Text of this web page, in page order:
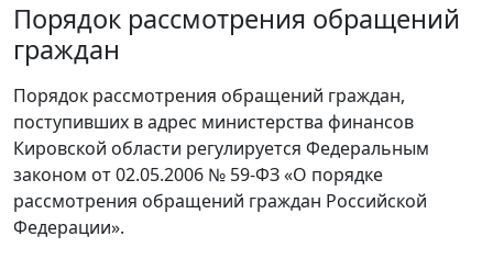
Порядок рассмотрения обращений
граждан
Порядок рассмотрения обращений граждан,
поступивших в адрес министерства финансов
Кировской области регулируется Федеральным
законом от 02.05.2006 № 59-ФЗ «О порядке
рассмотрения обращений граждан Российской
Федерации».